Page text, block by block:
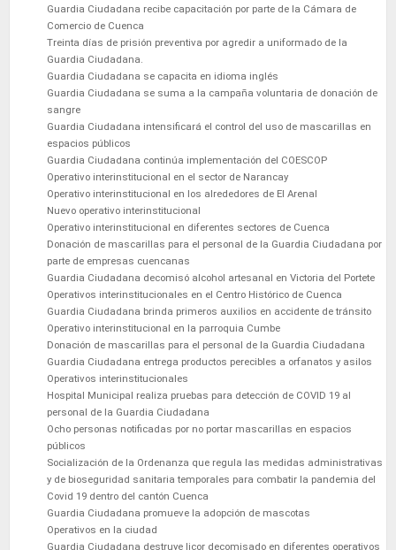
Guardia Ciudadana recibe capacitación por parte de la Cámara de
Comercio de Cuenca
Treinta días de prisión preventiva por agredir a uniformado de la
Guardia Ciudadana.
Guardia Ciudadana se capacita en idioma inglés
Guardia Ciudadana se suma a la campaña voluntaria de donación de
sangre
Guardia Ciudadana intensificará el control del uso de mascarillas en
espacios públicos
Guardia Ciudadana continúa implementación del COESCOP
Operativo interinstitucional en el sector de Narancay
Operativo interinstitucional en los alrededores de El Arenal
Nuevo operativo interinstitucional
Operativo interinstitucional en diferentes sectores de Cuenca
Donación de mascarillas para el personal de la Guardia Ciudadana por
parte de empresas cuencanas
Guardia Ciudadana decomisó alcohol artesanal en Victoria del Portete
Operativos interinstitucionales en el Centro Histórico de Cuenca
Guardia Ciudadana brinda primeros auxilios en accidente de tránsito
Operativo interinstitucional en la parroquia Cumbe
Donación de mascarillas para el personal de la Guardia Ciudadana
Guardia Ciudadana entrega productos perecibles a orfanatos y asilos
Operativos interinstitucionales
Hospital Municipal realiza pruebas para detección de COVID 19 al
personal de la Guardia Ciudadana
Ocho personas notificadas por no portar mascarillas en espacios
públicos
Socialización de la Ordenanza que regula las medidas administrativas
y de bioseguridad sanitaria temporales para combatir la pandemia del
Covid 19 dentro del cantón Cuenca
Guardia Ciudadana promueve la adopción de mascotas
Operativos en la ciudad
Guardia Ciudadana destruye licor decomisado en diferentes operativos